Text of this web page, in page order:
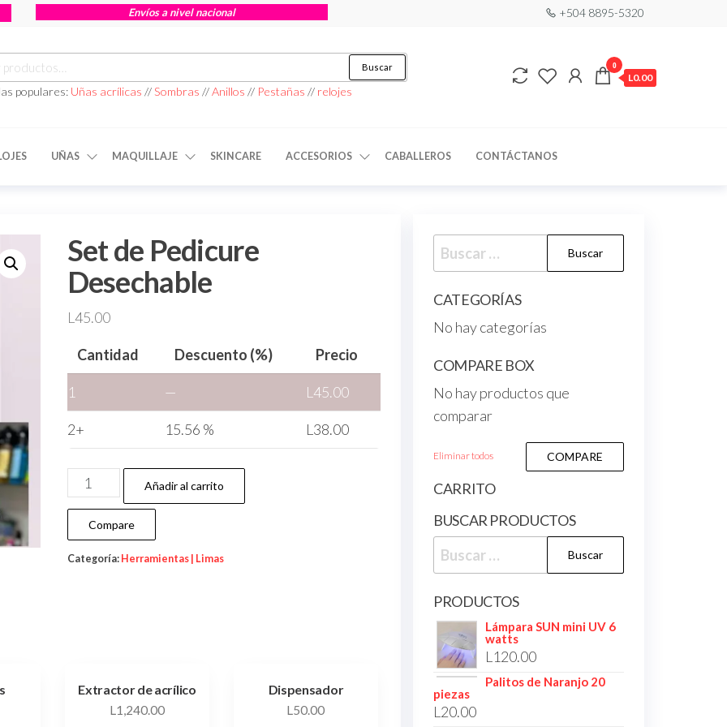
Envíos a nivel nacional +504 8895-5320
Buscar
populares: Uñas acrílicas //Sombras //Anillos // Pestañas // relojes
0
L0.00
UÑAS MAQUILLAJE SKINCARE ACCESORIOS CABALLEROS CONTÁCTANOS
Set de Pedicure
Desechable
L 45.00
Cantidad Descuento (%) Precio
1 — L 45.00
2+ 15.56 % L 38.00
Añadir al carrito
Compare
Categoría: Herramientas | Limas
Extractor de acrílico
L 1,240.00
Dispensador
L 50.00
CATEGORÍAS
No hay categorías
COMPARE BOX
No hay productos que
comparar
Eliminar todos COMPARE
CARRITO
BUSCAR PRODUCTOS
PRODUCTOS
Lámpara SUN mini UV 6
watts
L 120.00
Palitos de Naranjo 20
piezas
L 20.00